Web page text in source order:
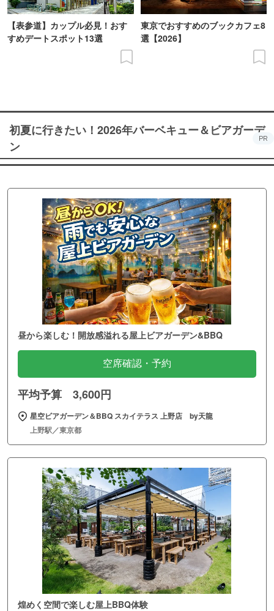
【表参道】カップル必見！おす
すめデートスポット13選
東京でおすすめのブックカフェ8
選【2026】
初夏に行きたい！2026年バーベキュー＆ビアガーデ
ン
PR
昼から楽しむ！開放感溢れる屋上ビアガーデン&BBQ
空席確認・予約
平均予算 3,600円
星空ビアガーデン＆BBQ スカイテラス 上野店 by天龍
上野駅／東京都
煌めく空間で楽しむ屋上BBQ体験